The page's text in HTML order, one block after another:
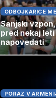
ODBOJKARICE
Sanjski
pred nekaj
napovedati
PORAZ V